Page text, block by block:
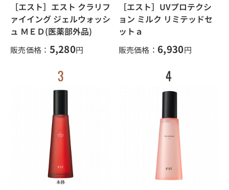
［エスト］エスト クラリフ
ァイイング ジェルウォッシ
ュ ＭＥＤ(医薬部外品)
販売価格： 5,280円
［エスト］UVプロテクシ
ョン ミルク リミテッドセ
ットａ
販売価格： 6,930円